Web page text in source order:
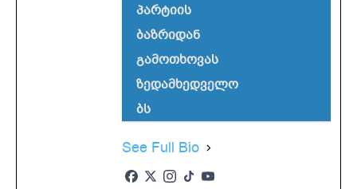
პარტიის
ბაზრიდან
გამოთხოვას
ზედამხედველო
ბს
See Full Bio